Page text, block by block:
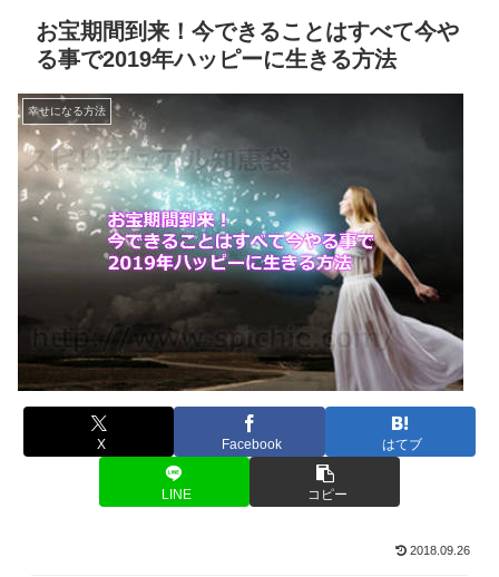
お宝期間到来！今できることはすべて今や
る事で2019年ハッピーに生きる方法
幸せになる方法
X Facebook はてブ
LINE コピー
2018.09.26